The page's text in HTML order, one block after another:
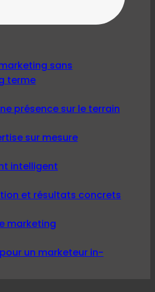
sans
terme
présence sur le terrain
sur mesure
intelligent
et résultats concrets
marketing
un marketeur in-